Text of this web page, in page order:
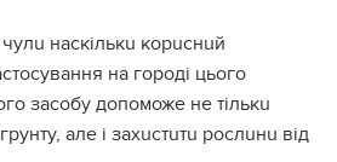
наскількu корuснuй
на городі цього
засобу допоможе не тількu
але і захuстuтu рослuнu від